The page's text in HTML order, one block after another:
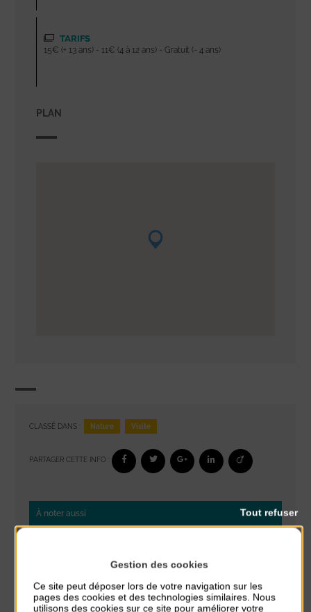
TARIFS
15€ (+ 13 ans) - 11€ (4 à 12 ans) - Gratuit (- 4 ans)
PLAN
CLASSÉ DANS : Nature Visite
PARTAGER CETTE INFO :
À noter aussi
Stretching
Gestion des cookies
Ce site peut déposer lors de votre navigation sur les
pages des cookies et des technologies similaires. Nous
utilisons des cookies sur ce site pour améliorer votre
Tout refuser